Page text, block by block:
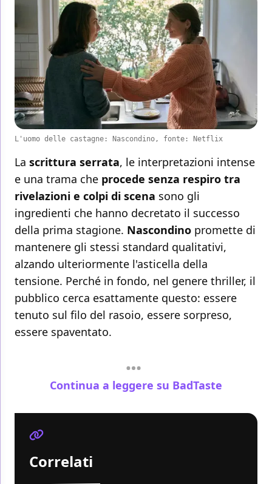
L'uomo delle castagne: Nascondino, fonte: Netflix
La scrittura serrata, le interpretazioni intense
e una trama che procede senza respiro tra
rivelazioni e colpi di scena sono gli
ingredienti che hanno decretato il successo
della prima stagione. Nascondino promette di
mantenere gli stessi standard qualitativi,
alzando ulteriormente l'asticella della
tensione. Perché in fondo, nel genere thriller, il
pubblico cerca esattamente questo: essere
tenuto sul filo del rasoio, essere sorpreso,
essere spaventato.
Continua a leggere su BadTaste
Correlati